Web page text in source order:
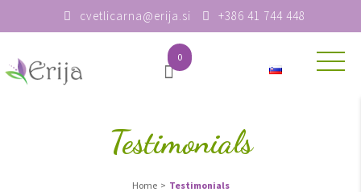
cvetlicarna@erija.si +386 41 744 448
0
Testimonials
Home > Testimonials